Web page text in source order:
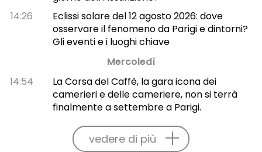
14:26
Eclissi solare del 12 agosto 2026: dove
osservare il fenomeno da Parigi e dintorni?
Gli eventi e i luoghi chiave
Mercoledì
14:54
La Corsa del Caffè, la gara icona dei
camerieri e delle cameriere, non si terrà
finalmente a settembre a Parigi.
vedere di più